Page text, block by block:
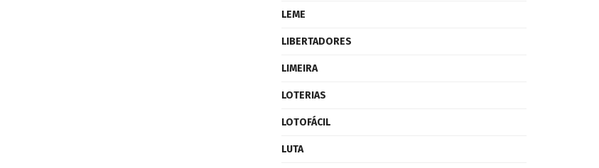
LEME
LIBERTADORES
LIMEIRA
LOTERIAS
LOTOFÁCIL
LUTA